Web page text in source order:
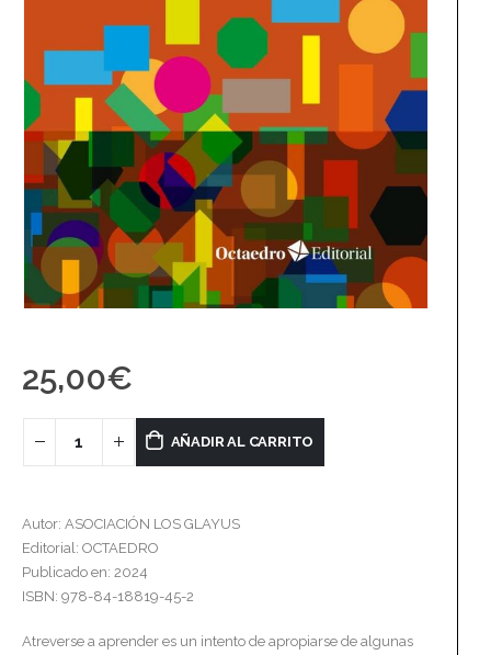
25,00€
AÑADIR AL CARRITO
Autor: ASOCIACIÓN LOS GLAYUS
Editorial: OCTAEDRO
Publicado en: 2024
ISBN: 978-84-18819-45-2
Atreverse a aprender es un intento de apropiarse de algunas